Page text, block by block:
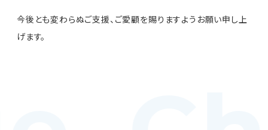
今後とも変わらぬご支援、ご愛顧を賜りますようお願い申し上
げます。